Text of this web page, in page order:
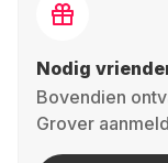
Nodig
Bovendien
Grover